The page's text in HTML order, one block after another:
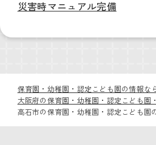
災害時マニュアル完備
保育園・幼稚園・認定こども園の情報な
大阪府の保育園・幼稚園・認定こども園
高石市の保育園・幼稚園・認定こども園